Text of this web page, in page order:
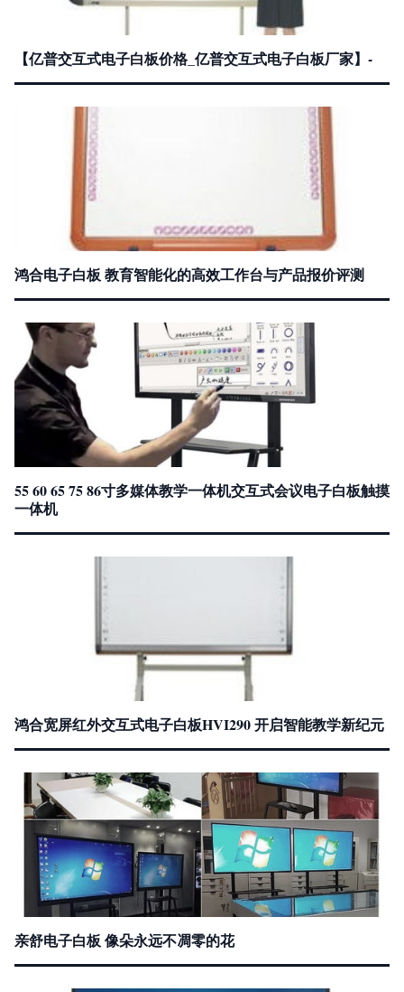
【亿普交互式电子白板价格_亿普交互式电子白板厂家】-
鸿合电子白板 教育智能化的高效工作台与产品报价评测
55 60 65 75 86寸多媒体教学一体机交互式会议电子白板触摸
一体机
鸿合宽屏红外交互式电子白板HVI290 开启智能教学新纪元
亲舒电子白板 像朵永远不凋零的花